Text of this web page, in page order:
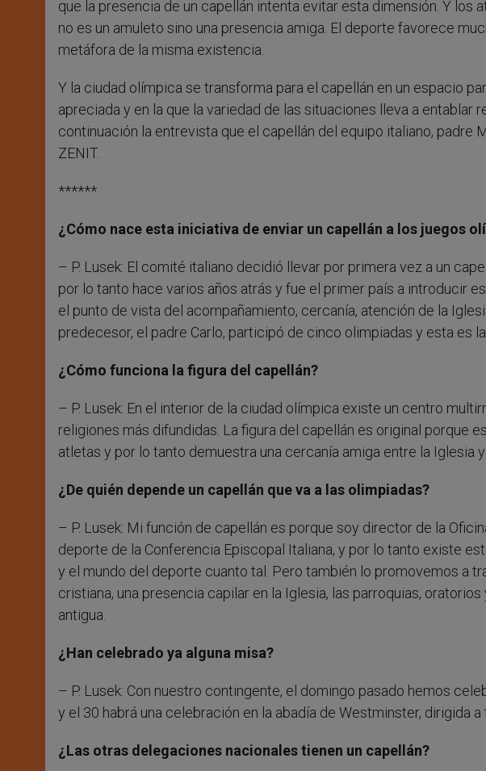
que la presencia de un capellán intenta evitar esta dimensión. Y los
no es un amuleto sino una presencia amiga. El deporte favorece
metáfora de la misma existencia.
Y la ciudad olímpica se transforma para el capellán en un espacio
apreciada y en la que la variedad de las situaciones lleva a entablar
continuación la entrevista que el capellán del equipo italiano, padre
ZENIT.
******
¿Cómo nace esta iniciativa de enviar un capellán a los juegos
– P. Lusek: El comité italiano decidió llevar por primera vez a un
por lo tanto hace varios años atrás y fue el primer país a introducir
el punto de vista del acompañamiento, cercanía, atención de la
predecesor, el padre Carlo, participó de cinco olimpiadas y esta es
¿Cómo funciona la figura del capellán?
– P. Lusek: En el interior de la ciudad olímpica existe un centro
religiones más difundidas. La figura del capellán es original porque
atletas y por lo tanto demuestra una cercanía amiga entre la Iglesia
¿De quién depende un capellán que va a las olimpiadas?
– P. Lusek: Mi función de capellán es porque soy director de la
deporte de la Conferencia Episcopal Italiana, y por lo tanto existe
y el mundo del deporte cuanto tal. Pero también lo promovemos a
cristiana, una presencia capilar en la Iglesia, las parroquias,
antigua.
¿Han celebrado ya alguna misa?
– P. Lusek: Con nuestro contingente, el domingo pasado hemos
y el 30 habrá una celebración en la abadía de Westminster, dirigida
¿Las otras delegaciones nacionales tienen un capellán?